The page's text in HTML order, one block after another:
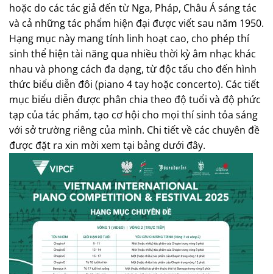
hoặc do các tác giả đến từ Nga, Pháp, Châu Á sáng tác
và cả những tác phẩm hiện đại được viết sau năm 1950.
Hạng mục này mang tính linh hoạt cao, cho phép thí
sinh thể hiện tài năng qua nhiều thời kỳ âm nhạc khác
nhau và phong cách đa dạng, từ độc tấu cho đến hình
thức biểu diễn đôi (piano 4 tay hoặc concerto). Các tiết
mục biểu diễn được phân chia theo độ tuổi và độ phức
tạp của tác phẩm, tạo cơ hội cho mọi thí sinh tỏa sáng
với sở trường riêng của mình. Chi tiết về các chuyên đề
được đặt ra xin mời xem tại bảng dưới đây.